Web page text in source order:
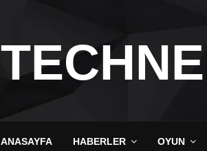
ANASAYFA HABERLER OYUN